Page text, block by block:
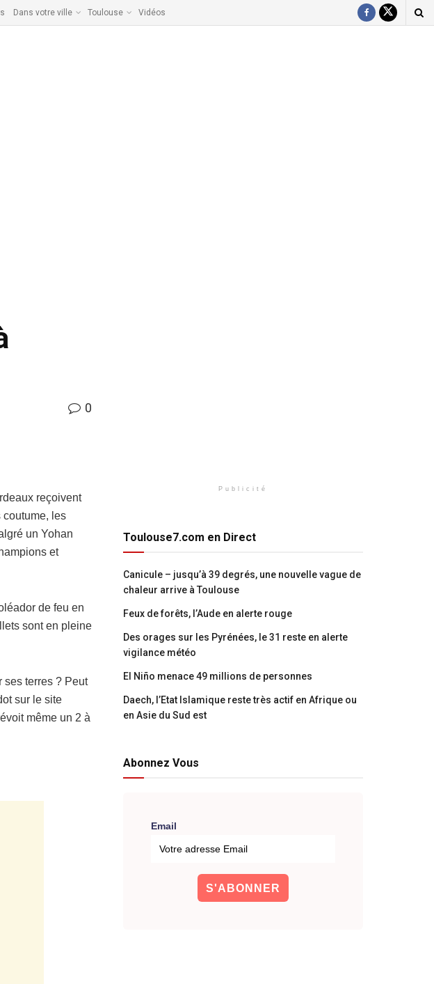
Dans votre ville Toulouse Vidéos
0
reçoivent
coutume, les
un Yohan
et
de feu en
sont en pleine
ses terres ? Peut
sur le site
même un 2 à
Publicité
Toulouse7.com en Direct
Canicule – jusqu’à 39 degrés, une nouvelle vague de
chaleur arrive à Toulouse
Feux de forêts, l’Aude en alerte rouge
Des orages sur les Pyrénées, le 31 reste en alerte
vigilance météo
El Niño menace 49 millions de personnes
Daech, l’Etat Islamique reste très actif en Afrique ou
en Asie du Sud est
Abonnez Vous
Email